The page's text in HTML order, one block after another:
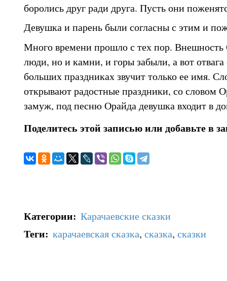
боролись друг ради друга. Пусть они
Девушка и парень были согласны с этим и
Много времени прошло с тех пор. Внешность
люди, но и камни, и горы забыли, а вот отвага
больших праздниках звучит только ее имя.
открывают радостные праздники, со словом
замуж, под песню Орайда девушка входит в
Поделитесь этой записью или добавьте в
Категории: Карачаевские сказки
Теги: карачаевская сказка, сказка, сказки